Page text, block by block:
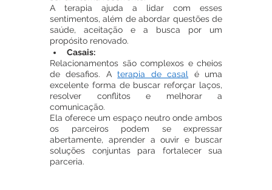
A terapia ajuda a lidar com esses
sentimentos, além de abordar questões de
saúde, aceitação e a busca por um
propósito renovado.
Casais:
Relacionamentos são complexos e cheios
de desafios. A terapia de casal é uma
excelente forma de buscar reforçar laços,
resolver conflitos e melhorar a
comunicação.
Ela oferece um espaço neutro onde ambos
os parceiros podem se expressar
abertamente, aprender a ouvir e buscar
soluções conjuntas para fortalecer sua
parceria.